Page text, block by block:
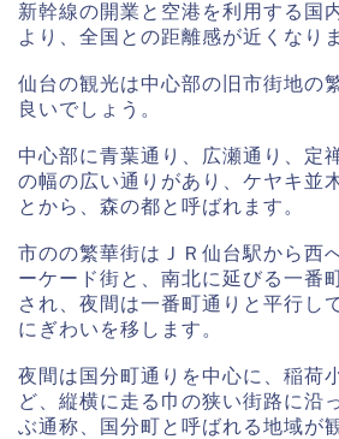
新幹線の開業と空港を利用する国
より、全国との距離感が近くなり
仙台の観光は中心部の旧市街地の
良いでしょう。
中心部に青葉通り、広瀬通り、定
の幅の広い通りがあり、ケヤキ並
とから、森の都と呼ばれます。
市のの繁華街はＪＲ仙台駅から西
ーケード街と、南北に延びる一番
され、夜間は一番町通りと平行し
にぎわいを移します。
夜間は国分町通りを中心に、稲荷
ど、縦横に走る巾の狭い街路に沿
ぶ通称、国分町と呼ばれる地域が